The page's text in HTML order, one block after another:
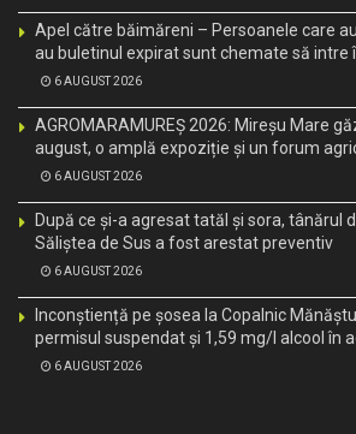
Apel către băimăreni – Persoanele care
au buletinul expirat sunt chemate să intre
6 AUGUST 2026
AGROMARAMUREȘ 2026: Mireșu Mare
august, o amplă expoziție și un forum
6 AUGUST 2026
După ce și-a agresat tatăl și sora, tânărul
Săliștea de Sus a fost arestat preventiv
6 AUGUST 2026
Inconștiență pe șosea la Copalnic
permisul suspendat și 1,59 mg/l alcool în
6 AUGUST 2026